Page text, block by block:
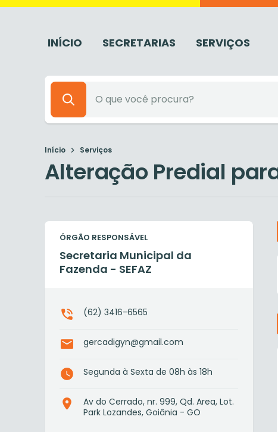
INÍCIO SECRETARIAS SERVIÇOS
Início Serviços
Alteração Predial
ÓRGÃO RESPONSÁVEL
Secretaria Municipal da
Fazenda - SEFAZ
(62) 3416-6565
gercadigyn@gmail.com
Segunda à Sexta de 08h às 18h
Av do Cerrado, nr. 999, Qd. Area, Lot.
Park Lozandes, Goiânia - GO